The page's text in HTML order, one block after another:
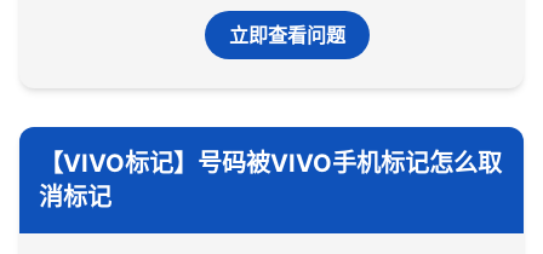
立即查看问题
【VIVO标记】号码被VIVO手机标记怎么取
消标记